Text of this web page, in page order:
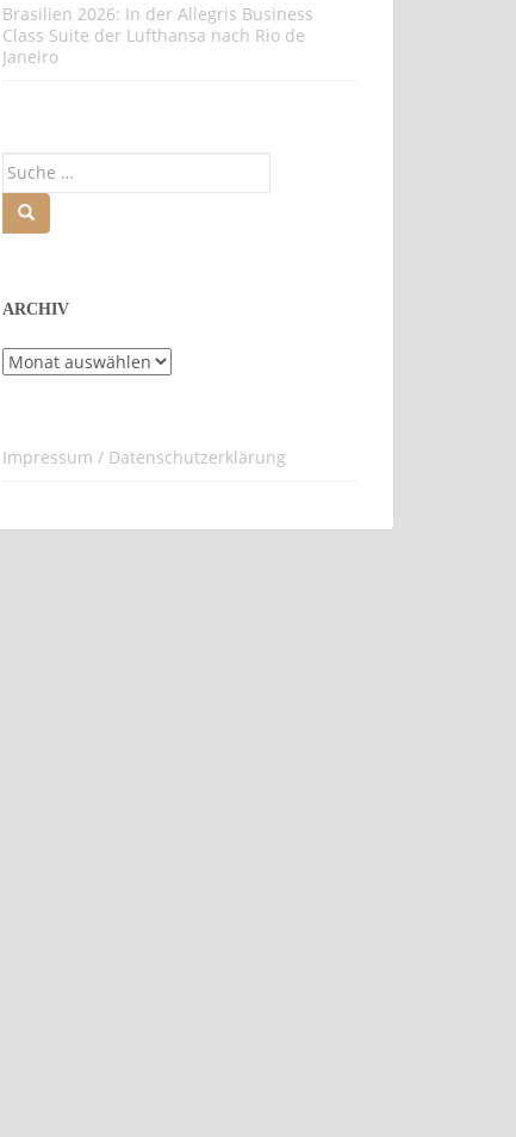
Brasilien 2026: In der Allegris Business
Class Suite der Lufthansa nach Rio de
Janeiro
ARCHIV
Archiv
Impressum / Datenschutzerklärung